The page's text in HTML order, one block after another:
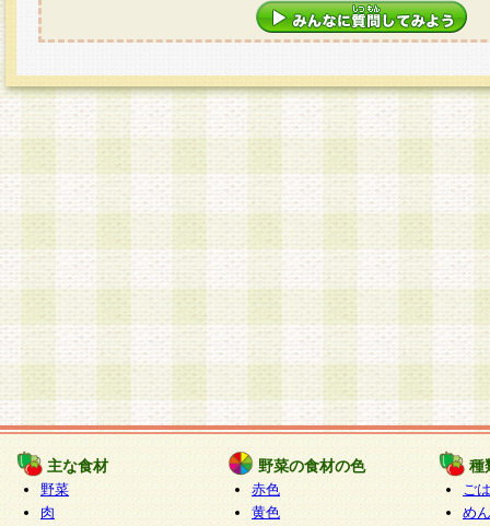
主な食材
野菜
肉
野菜の食材の色
赤色
黄色
種
ご
めん